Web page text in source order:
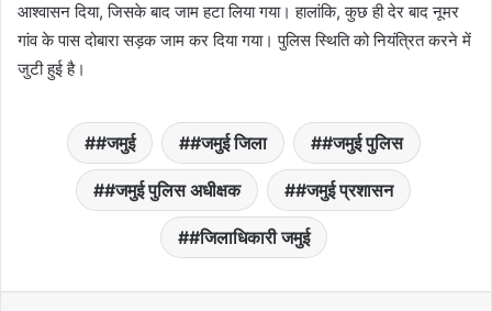
आश्वासन दिया, जिसके बाद जाम हटा लिया गया। हालांकि, कुछ ही देर बाद नूमर
गांव के पास दोबारा सड़क जाम कर दिया गया। पुलिस स्थिति को नियंत्रित करने में
जुटी हुई है।
#जमुई #जमुई जिला #जमुई पुलिस
#जमुई पुलिस अधीक्षक #जमुई प्रशासन
#जिलाधिकारी जमुई